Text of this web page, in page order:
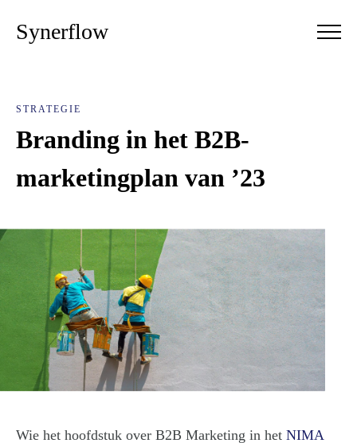
Synerflow
STRATEGIE
Branding in het B2B-
marketingplan van ’23
Wie het hoofdstuk over B2B Marketing in het NIMA